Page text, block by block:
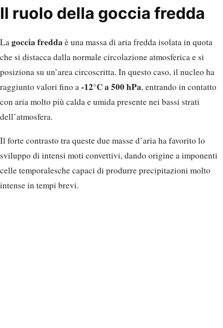
Il ruolo della goccia fredda
Lagoccia fredda è una massa di aria fredda isolata in quota
che si distacca dalla normale circolazione atmosferica e si
posiziona su un’area circoscritta. In questo caso, il nucleo ha
raggiunto valori fino a-12°C a 500 hPa, entrando in contatto
con aria molto più calda e umida presente nei bassi strati
dell’atmosfera.
Il forte contrasto tra queste due masse d’aria ha favorito lo
sviluppo di intensi moti convettivi, dando origine a imponenti
celle temporalesche capaci di produrre precipitazioni molto
intense in tempi brevi.